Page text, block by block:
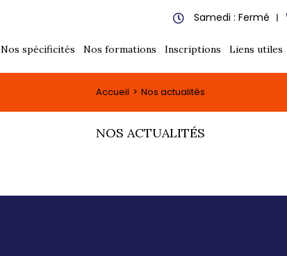
Samedi : Fermé
Nos spécificités Nos formations Inscriptions Liens utiles
Accueil Nos actualités
NOS ACTUALITÉS